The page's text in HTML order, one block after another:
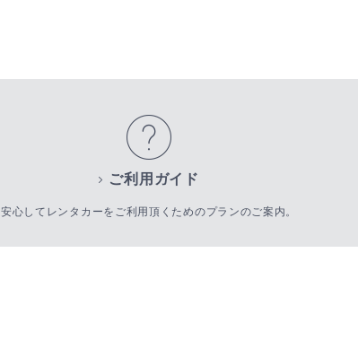
ご利用ガイド
安心してレンタカーをご利用頂くためのプランのご案内。